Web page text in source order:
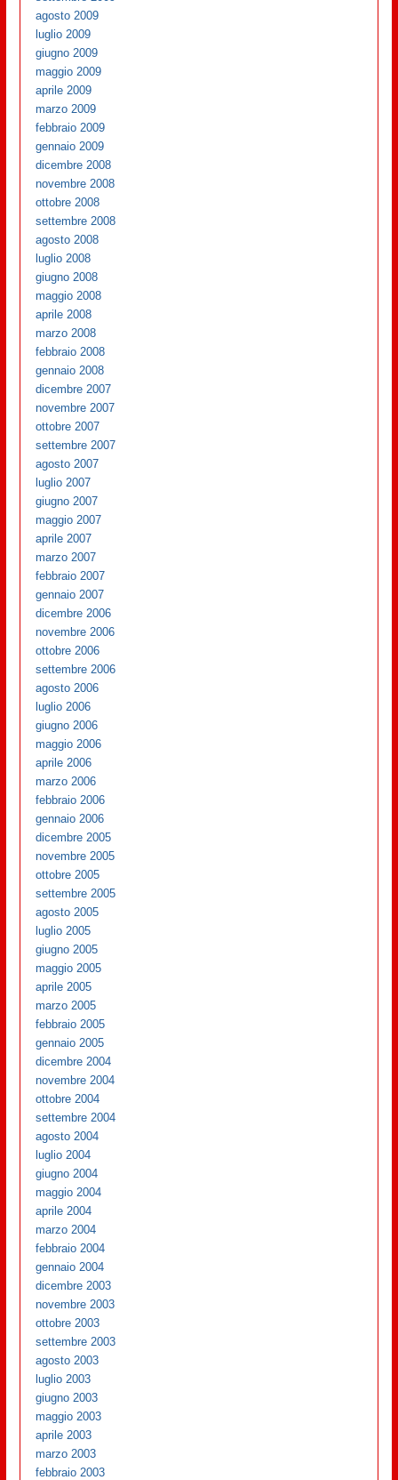
agosto 2009
luglio 2009
giugno 2009
maggio 2009
aprile 2009
marzo 2009
febbraio 2009
gennaio 2009
dicembre 2008
novembre 2008
ottobre 2008
settembre 2008
agosto 2008
luglio 2008
giugno 2008
maggio 2008
aprile 2008
marzo 2008
febbraio 2008
gennaio 2008
dicembre 2007
novembre 2007
ottobre 2007
settembre 2007
agosto 2007
luglio 2007
giugno 2007
maggio 2007
aprile 2007
marzo 2007
febbraio 2007
gennaio 2007
dicembre 2006
novembre 2006
ottobre 2006
settembre 2006
agosto 2006
luglio 2006
giugno 2006
maggio 2006
aprile 2006
marzo 2006
febbraio 2006
gennaio 2006
dicembre 2005
novembre 2005
ottobre 2005
settembre 2005
agosto 2005
luglio 2005
giugno 2005
maggio 2005
aprile 2005
marzo 2005
febbraio 2005
gennaio 2005
dicembre 2004
novembre 2004
ottobre 2004
settembre 2004
agosto 2004
luglio 2004
giugno 2004
maggio 2004
aprile 2004
marzo 2004
febbraio 2004
gennaio 2004
dicembre 2003
novembre 2003
ottobre 2003
settembre 2003
agosto 2003
luglio 2003
giugno 2003
maggio 2003
aprile 2003
marzo 2003
febbraio 2003